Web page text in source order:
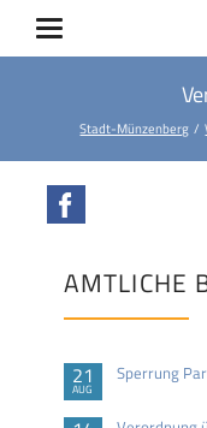
Stadt-Münzenberg
AMTLICHE
21
AUG
Sperrung